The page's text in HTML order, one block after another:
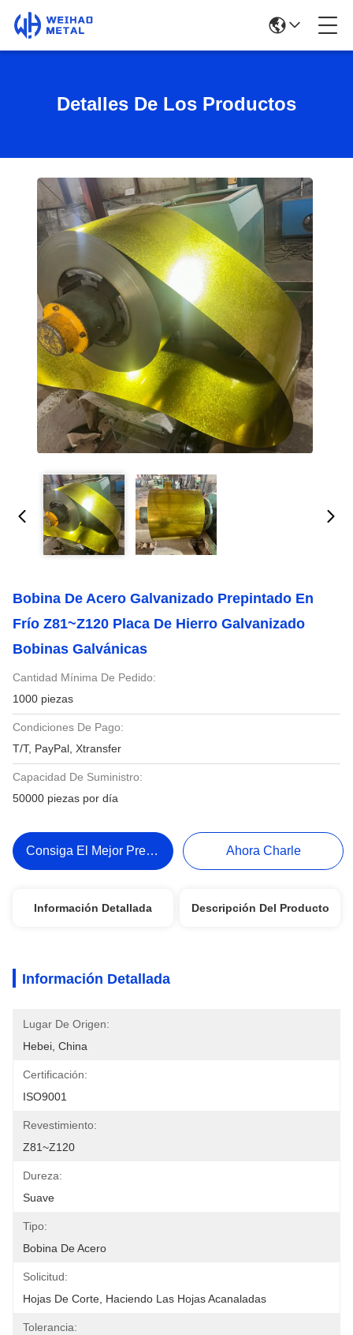
Detalles De Los Productos
Bobina De Acero Galvanizado Prepintado En
Frío Z81~Z120 Placa De Hierro Galvanizado
Bobinas Galvánicas
Cantidad Mínima De Pedido:
1000 piezas
Condiciones De Pago:
T/T, PayPal, Xtransfer
Capacidad De Suministro:
50000 piezas por día
Consiga El Mejor Precio Ahora Charle
Información Detallada Descripción Del Producto
Información Detallada
Lugar De Origen:
Hebei, China
Certificación:
ISO9001
Revestimiento:
Z81~Z120
Dureza:
Suave
Tipo:
Bobina De Acero
Solicitud:
Hojas De Corte, Haciendo Las Hojas Acanaladas
Tolerancia: